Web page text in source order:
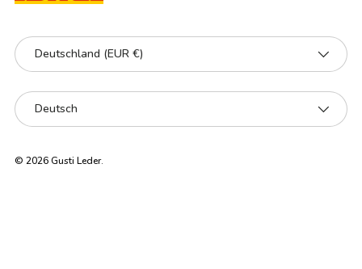
Land/Region
Deutschland (EUR €)
Sprache
Deutsch
© 2026Gusti Leder.